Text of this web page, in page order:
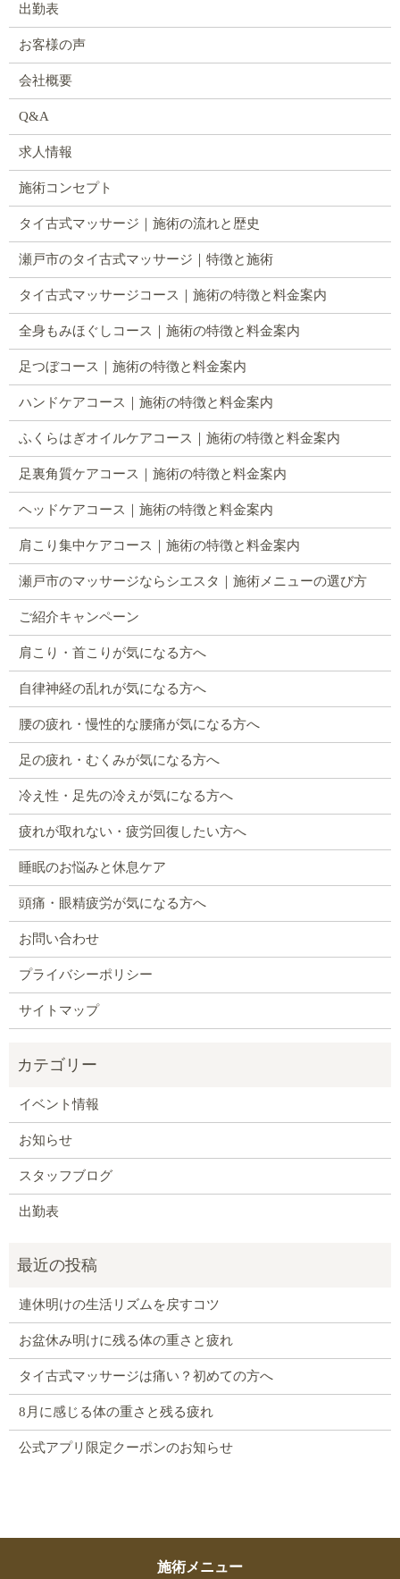
出勤表
お客様の声
会社概要
Q&A
求人情報
施術コンセプト
タイ古式マッサージ｜施術の流れと歴史
瀬戸市のタイ古式マッサージ｜特徴と施術
タイ古式マッサージコース｜施術の特徴と料金案内
全身もみほぐしコース｜施術の特徴と料金案内
足つぼコース｜施術の特徴と料金案内
ハンドケアコース｜施術の特徴と料金案内
ふくらはぎオイルケアコース｜施術の特徴と料金案内
足裏角質ケアコース｜施術の特徴と料金案内
ヘッドケアコース｜施術の特徴と料金案内
肩こり集中ケアコース｜施術の特徴と料金案内
瀬戸市のマッサージならシエスタ｜施術メニューの選び方
ご紹介キャンペーン
肩こり・首こりが気になる方へ
自律神経の乱れが気になる方へ
腰の疲れ・慢性的な腰痛が気になる方へ
足の疲れ・むくみが気になる方へ
冷え性・足先の冷えが気になる方へ
疲れが取れない・疲労回復したい方へ
睡眠のお悩みと休息ケア
頭痛・眼精疲労が気になる方へ
お問い合わせ
プライバシーポリシー
サイトマップ
イベント情報
お知らせ
スタッフブログ
出勤表
連休明けの生活リズムを戻すコツ
お盆休み明けに残る体の重さと疲れ
タイ古式マッサージは痛い？初めての方へ
8月に感じる体の重さと残る疲れ
公式アプリ限定クーポンのお知らせ
施術メニュー